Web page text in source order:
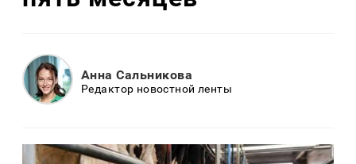
Анна Сальникова
Редактор новостной ленты